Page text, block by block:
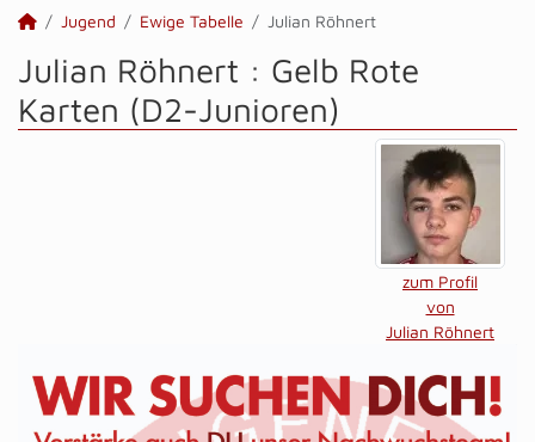
Jugend Ewige Tabelle Julian Röhnert
Julian Röhnert : Gelb Rote
Karten (D2-Junioren)
zum Profil
von
Julian Röhnert